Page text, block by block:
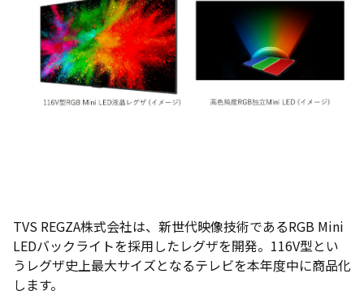
TVS REGZA株式会社は、新世代映像技術であるRGB Mini
LEDバックライトを採用したレグザを開発。116V型とい
うレグザ史上最大サイズとなるテレビを本年度中に商品化
します。